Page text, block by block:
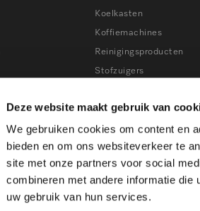
Deze website maakt gebruik van
We gebruiken cookies om content en
bieden en om ons websiteverkeer te
site met onze partners voor social
combineren met andere informatie
uw gebruik van hun services.
Koelkasten
Koffiemachines
Reinigingsproducten
Stofzuigers
Vaatwassers
Vrieskasten
Wasmachines
Wijnklimaatkasten